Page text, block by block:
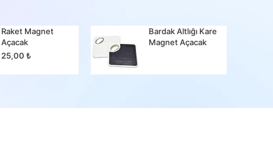
Raket Magnet
Açacak
25,00₺
Bardak Altlığı Kare
Magnet Açacak